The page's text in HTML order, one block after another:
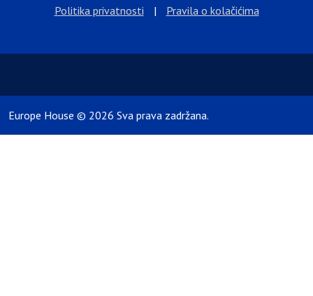
Politika privatnosti | Pravila o kolačićima
Europe House © 2026 Sva prava zadržana.